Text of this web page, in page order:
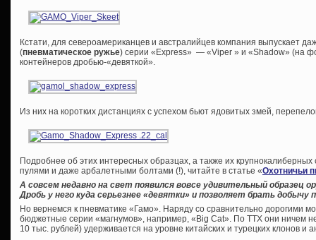
Кстати, для североамериканцев и австралийцев компания выпускает
(пневматическое ружье) серии «Express» — «Viper » и «Shadow» (на
контейнеров дробью-«девяткой».
Из них на коротких дистанциях с успехом бьют ядовитых змей,
Подробнее об этих интересных образцах, а также их
пулями и даже арбалетными болтами (!), читайте в статье «Охотничьи
А совсем недавно на свет появился вовсе удивительный образец
Дробь у него куда серьезнее «девятки» и позволяет брать добычу
Но вернемся к пневматике «Гамо». Наряду со сравнительно дорогими
бюджетные серии «магнумов», например, «Big Cat». По ТТХ они ничем
10 тыс. рублей) удерживается на уровне китайских и турецких клонов и